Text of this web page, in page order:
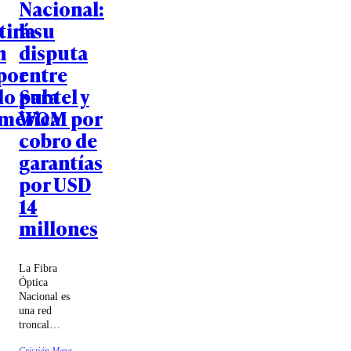
su
para
Nacional:
la
disputa
entre
Subtel y
WOM por
cobro de
garantías
por USD
14
millones
La Fibra
Óptica
Nacional es
una red
troncal